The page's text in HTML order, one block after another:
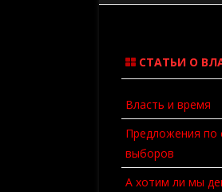
СТАТЬИ О
Власть и время
Предложения по
выборов
А хотим ли мы